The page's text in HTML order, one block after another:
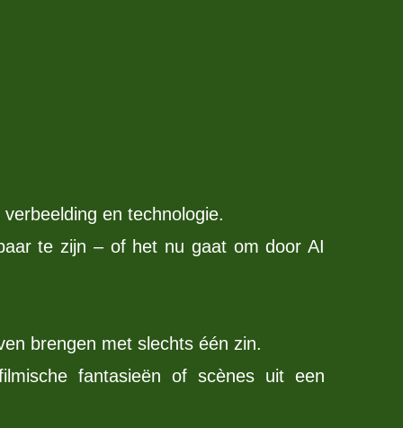
en technologie.
te zijn – of het nu gaat om door AI
brengen met slechts één zin.
fantasieën of scènes uit een